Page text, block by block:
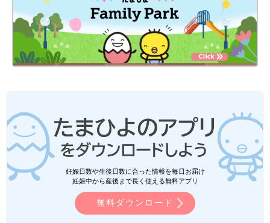
妊娠日数や生後日数に合った情報を毎日お届け
妊娠中から産後まで長く使える無料アプリ
無料ダウンロード